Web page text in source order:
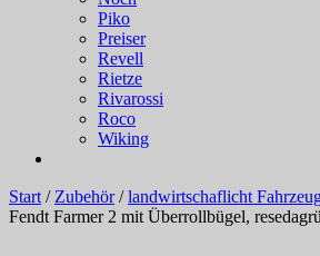
Piko
Preiser
Revell
Rietze
Rivarossi
Roco
Wiking
Start/Zubehör/landwirtschaflicht
Fendt Farmer 2 mit Überrollbügel,